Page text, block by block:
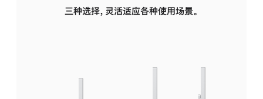
三种选择，灵活适应各种使用场景。